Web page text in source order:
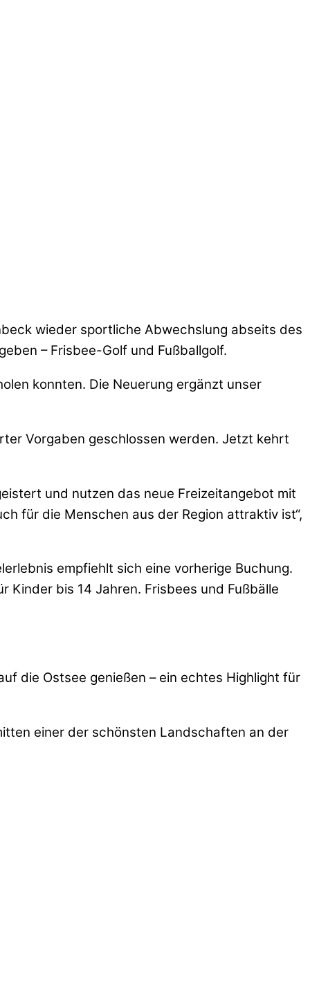
wieder sportliche Abwechslung abseits des
– Frisbee-Golf und Fußballgolf.
konnten. Die Neuerung ergänzt unser
Vorgaben geschlossen werden. Jetzt kehrt
und nutzen das neue Freizeitangebot mit
für die Menschen aus der Region attraktiv ist“,
empfiehlt sich eine vorherige Buchung.
Kinder bis 14 Jahren. Frisbees und Fußbälle
die Ostsee genießen – ein echtes Highlight für
einer der schönsten Landschaften an der